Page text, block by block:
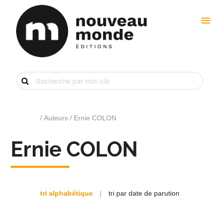
menu
Recherche
de
livre
/ Auteurs / Ernie COLON
Ernie COLON
tri alphabétique | tri par date de parution